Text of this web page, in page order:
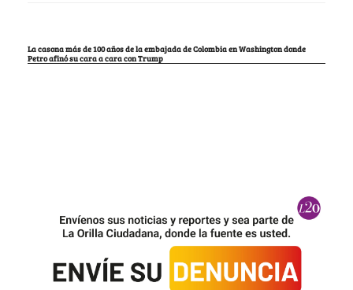
La casona más de 100 años de la embajada de Colombia en Washington donde
Petro afinó su cara a cara con Trump